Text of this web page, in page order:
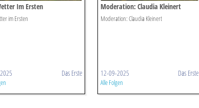
Im Ersten
im Ersten
Das Erste
Moderation: Claudia Kleinert
Moderation: Claudia Kleinert
12-09-2025 Das Erste
Alle Folgen